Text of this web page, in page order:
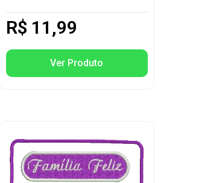
R$ 11,99
Ver Produto